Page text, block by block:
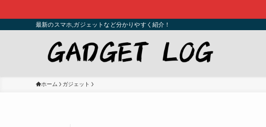
最新のスマホ,ガジェットなど分かりやすく紹介！
ホーム ガジェット